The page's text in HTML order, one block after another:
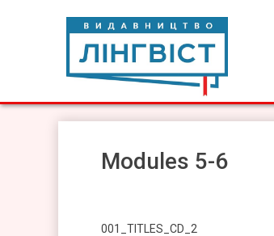
Видавництво Лінгвіст
Видавництво Лінгвіст – адаптація
Modules 5-6
001_TITLES_CD_2